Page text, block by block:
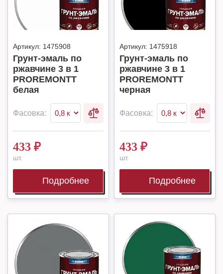
Артикул: 1475908
Грунт-эмаль по
ржавчине 3 в 1
PROREMONTT
белая
Фасовка:
433 ₽
шт.
Подробнее
Артикул: 1475918
Грунт-эмаль по
ржавчине 3 в 1
PROREMONTT
черная
Фасовка:
433 ₽
шт.
Подробнее